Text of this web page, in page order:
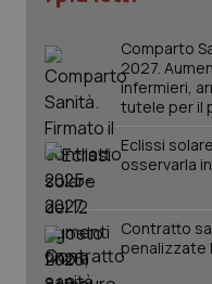
Comparto
2027.
infermieri,
tutele per il
Eclissi
osservarla
Contratto
penalizzate
_ga